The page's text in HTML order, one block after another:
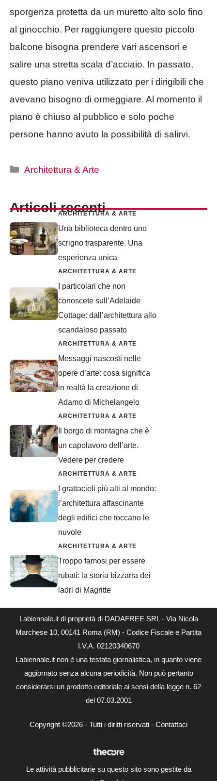
sporgenza protetta da un muretto alto solo fino
al ginocchio. Per raggiungere questo piccolo
balcone bisogna prendere vari ascensori e
salire una stretta scala d’acciaio. In passato,
questo piano veniva utilizzato per i dirigibili che
avevano bisogno di ormeggiare. Al momento il
piano è chiuso al pubblico e solo poche
persone hanno avuto la possibilità di salirvi.
Categorie
Architettura & Arte
Articoli recenti
ARCHITETTURA & ARTE
Una biblioteca dentro uno
scrigno trasparente. Una
esperienza unica
ARCHITETTURA & ARTE
I particolari che non
conoscete sull’Adelaide
Cottage: dall’architettura allo
scandaloso passato
ARCHITETTURA & ARTE
Messaggi nascosti nelle
opere d’arte: cosa significa
in realtà la creazione di
Adamo di Michelangelo
ARCHITETTURA & ARTE
Il borgo di montagna che è
un capolavoro dell’arte.
Vedere per credere
ARCHITETTURA & ARTE
I grattacieli più alti al mondo:
l’architettura affascinante
degli edifici che toccano le
nuvole
ARCHITETTURA & ARTE
Troppo famosi per essere
rubati: la storia bizzarra dei
ladri di Magritte
Labiennale.it di proprietà di DADAFREE SRL - Via Nicola
Marchese 10, 00141 Roma (RM) - Codice Fiscale e Partita
I.V.A. 02120340670
Labiennale.it non è una testata giornalistica, in quanto viene
aggiornato senza alcuna periodicità. Non può pertanto
considerarsi un prodotto editoriale ai sensi della legge n. 62
del 07.03.2001
Copyright ©2026 - Tutti i diritti riservati - Contattaci
Le attività pubblicitarie su questo sito sono gestite da